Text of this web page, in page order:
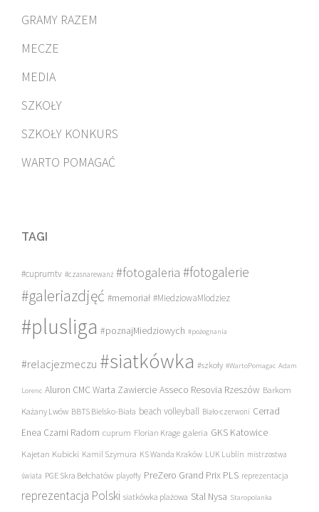
GRAMY RAZEM
MECZE
MEDIA
SZKOŁY
SZKOŁY KONKURS
WARTO POMAGAĆ
TAGI
#cuprumtv #czasnarewanż #fotogaleria #fotogalerie
#galeriazdjęć #memoriał #MiedziowaMlodziez
#plusliga #poznajMiedziowych #pożegnania
#relacjezmeczu #siatkówka #szkoły #WartoPomagac Adam
Lorenc Aluron CMC Warta Zawiercie Asseco Resovia Rzeszów Barkom
Każany Lwów BBTS Bielsko-Biała beach volleyball Biało-czerwoni Cerrad
Enea Czarni Radom cuprum Florian Krage galeria GKS Katowice
Kajetan Kubicki Kamil Szymura KS Wanda Kraków LUK Lublin mistrzostwa
świata PGE Skra Bełchatów playoffy PreZero Grand Prix PLS reprezentacja
reprezentacja Polski siatkówka plażowa Stal Nysa Staropolanka